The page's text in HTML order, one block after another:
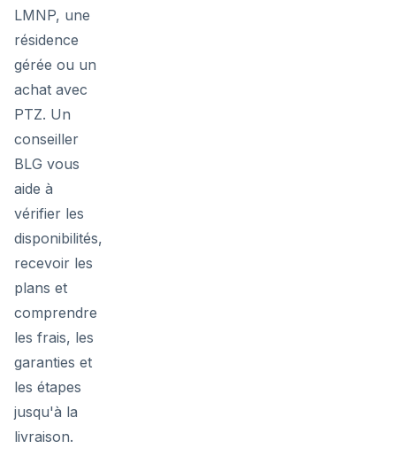
LMNP, une
résidence
gérée ou un
achat avec
PTZ. Un
conseiller
BLG vous
aide à
vérifier les
disponibilités,
recevoir les
plans et
comprendre
les frais, les
garanties et
les étapes
jusqu'à la
livraison.